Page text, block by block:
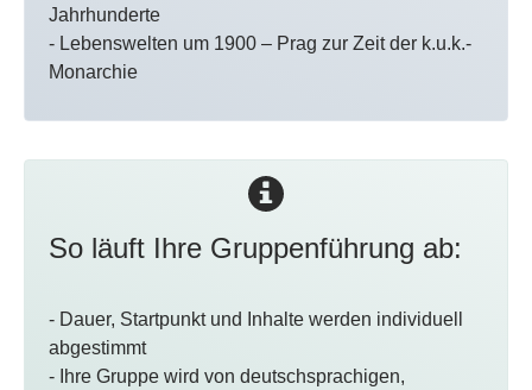
Jahrhunderte
- Lebenswelten um 1900 – Prag zur Zeit der k.u.k.-
Monarchie
So läuft Ihre Gruppenführung ab:
- Dauer, Startpunkt und Inhalte werden individuell
abgestimmt
- Ihre Gruppe wird von deutschsprachigen,